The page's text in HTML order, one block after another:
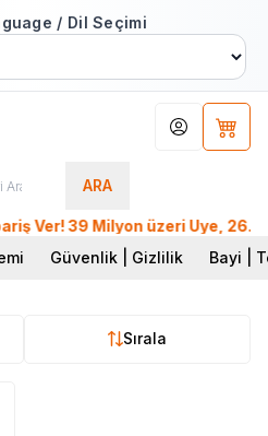
/ Dil Seçimi
ARA
Hesabım
39 Milyon üzeri Üye, 26.
Güvenlik | Gizlilik Bayi |
Sırala